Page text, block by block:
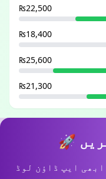
₨22,500
₨18,400
₨25,600
₨21,300
🚀
ایپ ڈاؤن لوڈ